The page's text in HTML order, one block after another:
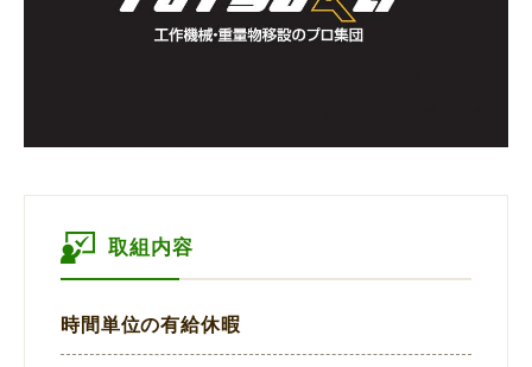
取組内容
時間単位の有給休暇